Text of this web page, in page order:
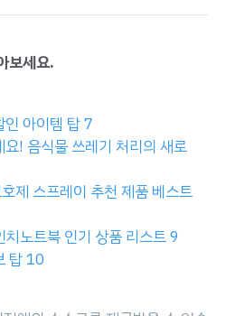
보세요.
인 아이템 탑 7
! 음식물 쓰레기 처리의 새로
제 스프레이 추천 제품 베스트
노트북 인기 상품 리스트 9
탑 10